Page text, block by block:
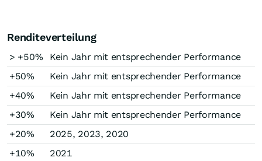
Renditeverteilung
> +50%
Kein Jahr mit entsprechender Performance
+50%
Kein Jahr mit entsprechender Performance
+40%
Kein Jahr mit entsprechender Performance
+30%
Kein Jahr mit entsprechender Performance
+20%
2025, 2023, 2020
+10%
2021